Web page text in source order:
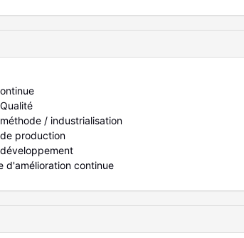
/ industrialisation
production
d'amélioration continue